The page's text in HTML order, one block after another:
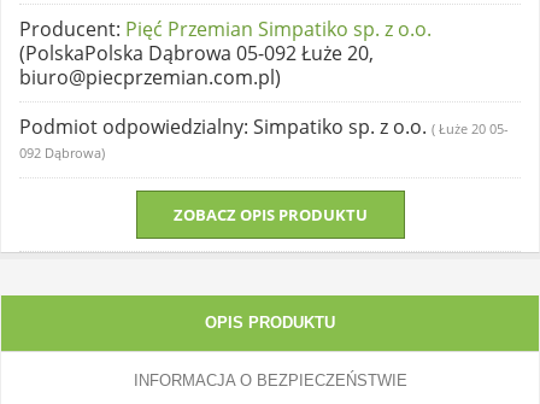
Producent: Pięć Przemian Simpatiko sp. z o.o.
(PolskaPolska Dąbrowa 05-092 Łuże 20,
biuro@piecprzemian.com.pl)
Podmiot odpowiedzialny: Simpatiko sp. z o.o. ( Łuże 20 05-
092 Dąbrowa)
ZOBACZ OPIS PRODUKTU
OPIS PRODUKTU
INFORMACJA O BEZPIECZEŃSTWIE